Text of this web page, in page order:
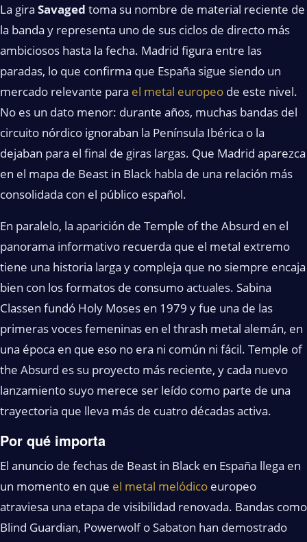
La gira Savaged toma su nombre de material reciente de
la banda y representa uno de sus ciclos de directo más
ambiciosos hasta la fecha. Madrid figura entre las
paradas, lo que confirma que España sigue siendo un
mercado relevante para el metal europeo de este nivel.
No es un dato menor: durante años, muchas bandas del
circuito nórdico ignoraban la Península Ibérica o la
dejaban para el final de giras largas. Que Madrid aparezca
en el mapa de Beast in Black habla de una relación más
consolidada con el público español.
En paralelo, la aparición de Temple of the Absurd en el
panorama informativo recuerda que el metal extremo
tiene una historia larga y compleja que no siempre encaja
bien con los formatos de consumo actuales. Sabina
Classen fundó Holy Moses en 1979 y fue una de las
primeras voces femeninas en el thrash metal alemán, en
una época en que eso no era ni común ni fácil. Temple of
the Absurd es su proyecto más reciente, y cada nuevo
lanzamiento suyo merece ser leído como parte de una
trayectoria que lleva más de cuatro décadas activa.
Por qué importa
El anuncio de fechas de Beast in Black en España llega en
un momento en que el metal melódico europeo
atraviesa una etapa de visibilidad renovada. Bandas como
Blind Guardian, Powerwolf o Sabaton han demostrado